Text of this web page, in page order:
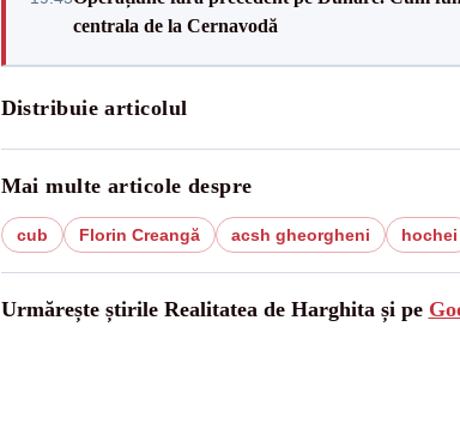
centrala de la Cernavodă
Distribuie articolul
Mai multe articole despre
cub Florin Creangă acsh gheorgheni hochei
Urmărește știrile Realitatea de Harghita și pe